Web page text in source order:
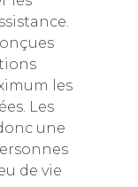
les
Les
une
de vie